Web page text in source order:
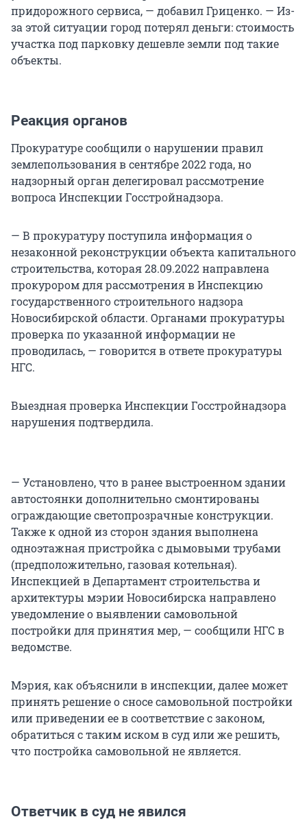
придорожного сервиса, — добавил Гриценко. — Из-
за этой ситуации город потерял деньги: стоимость
участка под парковку дешевле земли под такие
объекты.
Реакция органов
Прокуратуре сообщили о нарушении правил
землепользования в сентябре 2022 года, но
надзорный орган делегировал рассмотрение
вопроса Инспекции Госстройнадзора.
— В прокуратуру поступила информация о
незаконной реконструкции объекта капитального
строительства, которая 28.09.2022 направлена
прокурором для рассмотрения в Инспекцию
государственного строительного надзора
Новосибирской области. Органами прокуратуры
проверка по указанной информации не
проводилась, — говорится в ответе прокуратуры
НГС.
Выездная проверка Инспекции Госстройнадзора
нарушения подтвердила.
— Установлено, что в ранее выстроенном здании
автостоянки дополнительно смонтированы
ограждающие светопрозрачные конструкции.
Также к одной из сторон здания выполнена
одноэтажная пристройка с дымовыми трубами
(предположительно, газовая котельная).
Инспекцией в Департамент строительства и
архитектуры мэрии Новосибирска направлено
уведомление о выявлении самовольной
постройки для принятия мер, — сообщили НГС в
ведомстве.
Мэрия, как объяснили в инспекции, далее может
принять решение о сносе самовольной постройки
или приведении ее в соответствие с законом,
обратиться с таким иском в суд или же решить,
что постройка самовольной не является.
Ответчик в суд не явился